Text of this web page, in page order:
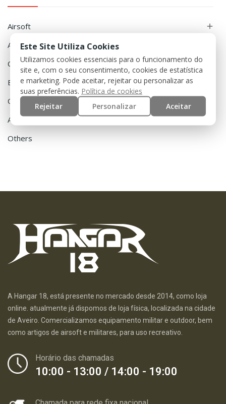
Airsoft 
Accessories
Clothing
Equipment
Outdoor 
Airguns
Others
A Hangar 18, está presente no mercado desde 2014, como loja
online. atualmente já dispomos de loja física, localizada na cidade
de Aveiro. Comercializamos equipamento militar e outdoor, bem
como artigos de airsoft e militares, para uso recreativo.
Horário das chamadas
10:00 - 13:00 / 14:00 - 19:00
Este Site Utiliza Cookies
Utilizamos cookies essenciais para o funcionamento do
site e, com o seu consentimento, cookies de estatística
e marketing. Pode aceitar, rejeitar ou personalizar as
suas preferências. Política de cookies
Rejeitar
Personalizar Aceitar